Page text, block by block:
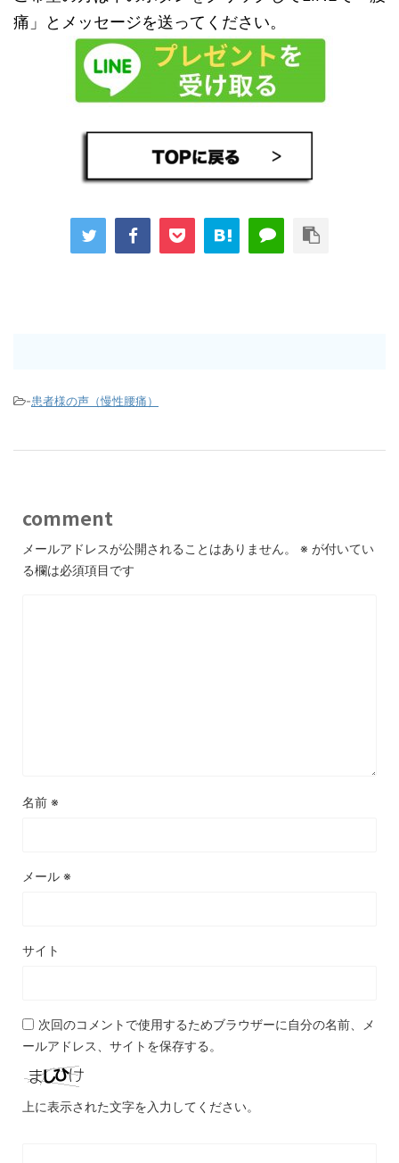
痛」とメッセージを送ってください。
-患者様の声（慢性腰痛）
comment
メールアドレスが公開されることはありません。 ※ が付いてい
る欄は必須項目です
名前 ※
メール ※
サイト
次回のコメントで使用するためブラウザーに自分の名前、メ
ールアドレス、サイトを保存する。
上に表示された文字を入力してください。